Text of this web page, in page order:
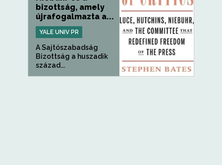
bizottság, amely
újrafogalmazta a...
YALE UNIV PR
A Sajtószabadság
Bizottság a huszadik
század...